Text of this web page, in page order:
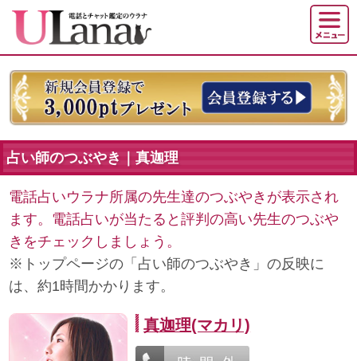
占い師のつぶやき｜真迦理
電話占いウラナ所属の先生達のつぶやきが表示され
ます。電話占いが当たると評判の高い先生のつぶや
きをチェックしましょう。
※トップページの「占い師のつぶやき」の反映に
は、約1時間かかります。
真迦理(マカリ)